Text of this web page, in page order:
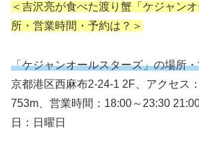
＜吉沢亮が食べた渡り蟹「ケジャン
所・営業時間・予約は？＞
「ケジャンオールスターズ」の場所
京都港区西麻布2-24-1 2F、アクセス
753m、営業時間：18:00～23:30
日：日曜日